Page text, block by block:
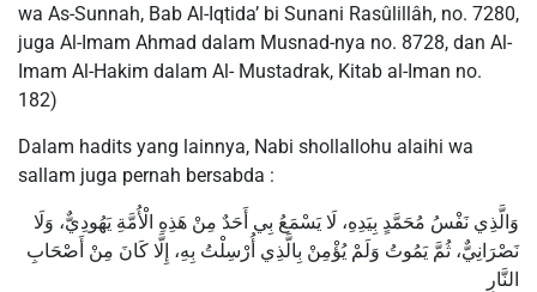
wa As-Sunnah, Bab Al-Iqtida’ bi Sunani Rasûlillâh, no. 7280,
juga Al-Imam Ahmad dalam Musnad-nya no. 8728, dan Al-
Imam Al-Hakim dalam Al- Mustadrak, Kitab al-Iman no.
182)
Dalam hadits yang lainnya, Nabi shollallohu alaihi wa
sallam juga pernah bersabda :
وَالَّذِي نَفْسُ مُحَمَّدٍ بِيَدِهِ، لَا يَسْمَعُ بِي أَحَدٌ مِنْ هَذِهِ الْأُمَّةِ يَهُودِيٌّ، وَلَا
نَصْرَانِيٌّ، ثُمَّ يَمُوتُ وَلَمْ يُؤْمِنْ بِالَّذِي أُرْسِلْتُ بِهِ، إِلَّا كَانَ مِنْ أَصْحَابِ
النَّارِ